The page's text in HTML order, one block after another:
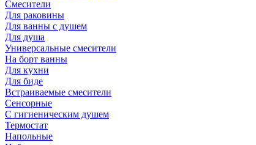
Смесители
Для раковины
Для ванны с душем
Для душа
Универсальные смесители
На борт ванны
Для кухни
Для биде
Встраиваемые смесители
Сенсорные
С гигиеническим душем
Термостат
Напольные